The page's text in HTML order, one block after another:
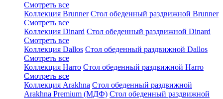
Смотреть все
Коллекция Brunner Стол обеденный раздвижной Brunner
Смотреть все
Коллекция Dinard Стол обеденный раздвижной Dinard
Смотреть все
Коллекция Dallos Стол обеденный раздвижной Dallos
Смотреть все
Коллекция Harro Стол обеденный раздвижной Harro
Смотреть все
Коллекция Arakhna Стол обеденный раздвижной
Arakhna Premium (МДФ) Стол обеденный раздвижной